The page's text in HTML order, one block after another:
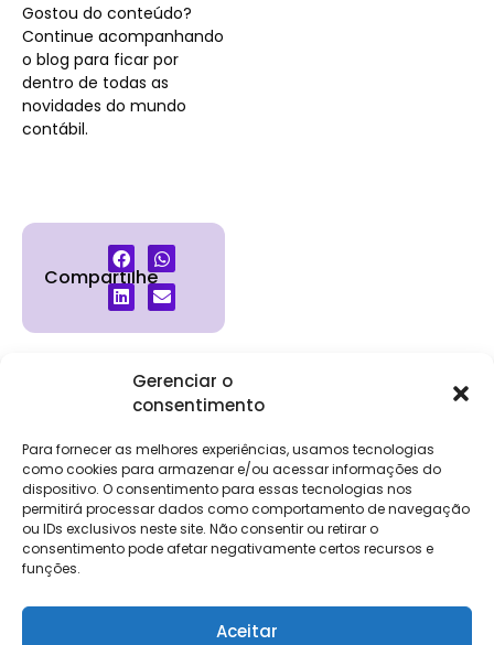
Gerenciar o
consentimento
Para fornecer as melhores experiências, usamos tecnologias
como cookies para armazenar e/ou acessar informações do
dispositivo. O consentimento para essas tecnologias nos
permitirá processar dados como comportamento de navegação
ou IDs exclusivos neste site. Não consentir ou retirar o
consentimento pode afetar negativamente certos recursos e
funções.
Aceitar
Gostou do conteúdo?
Continue acompanhando
o blog para ficar por
dentro de todas as
novidades do mundo
contábil.
Compartilhe
Institucional
Trabalhe
Conosco
Contato
Relatório de
Salarial
Clientes
Login
Eventos
Contábeis
Holos
NG Essence
Soluções
DP e RH
NG Folha
eKeep
FisCo